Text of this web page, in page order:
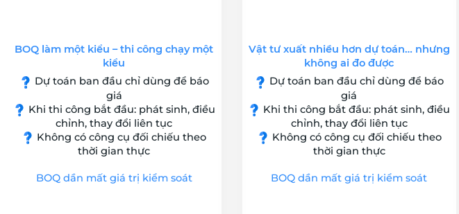
BOQ làm một kiểu – thi công chạy một
kiểu
Dự toán ban đầu chỉ dùng để báo
giá
Khi thi công bắt đầu: phát sinh, điều
chỉnh, thay đổi liên tục
Không có công cụ đối chiếu theo
thời gian thực
BOQ dần mất giá trị kiểm soát
Vật tư xuất nhiều hơn dự toán… nhưng
không ai đo được
Dự toán ban đầu chỉ dùng để báo
giá
Khi thi công bắt đầu: phát sinh, điều
chỉnh, thay đổi liên tục
Không có công cụ đối chiếu theo
thời gian thực
BOQ dần mất giá trị kiểm soát